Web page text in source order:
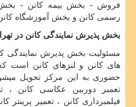
فروش - بخش بیمه کانن - بخش
رسمی کانن و بخش آموزشگاه
بخش پذیرش نمایندگی کانن در
مسئولیت بخش پذیرش نمایندگی
های کانن و لنزهای کانن است
حضوری به این مرکز تحویل
تعمیر دوربین عکاسی کانن ،
فیلمبرداری کانن ، تعمیر پرینتر